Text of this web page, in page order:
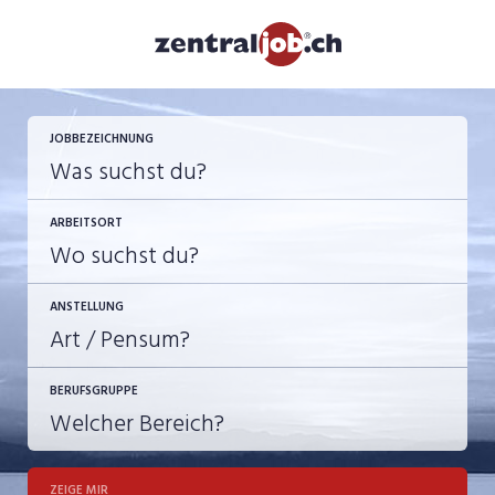
JOBBEZEICHNUNG
ARBEITSORT
ANSTELLUNG
JOB-TYP
Festanstellung
BERUFSGRUPPE
ZEIGE MIR